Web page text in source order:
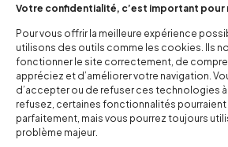
Votre confidentialité, c’est important pour
Pour vous offrir la meilleure expérience
utilisons des outils comme les cookies. Ils
fonctionner le site correctement, de
appréciez et d’améliorer votre navigation.
d’accepter ou de refuser ces technologies
refusez, certaines fonctionnalités
parfaitement, mais vous pourrez toujours
problème majeur.
contact@popnbaby.com
+33 01 64 62 14 89
Follow us